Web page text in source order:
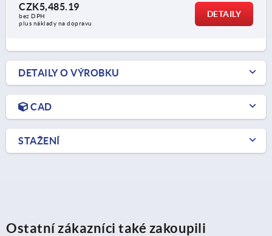
CZK5,485.19
bez DPH
plus náklady na dopravu
DETAILY
DETAILY O VÝROBKU
CAD
STAŽENÍ
Ostatní zákazníci také zakoupili